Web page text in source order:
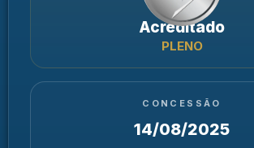
Acreditado
PLENO
CONCESSÃO
14/08/2025